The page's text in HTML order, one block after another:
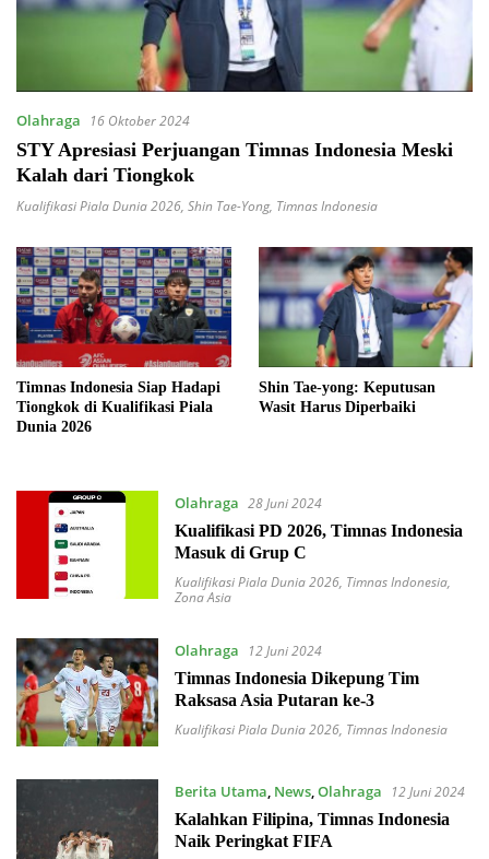
Olahraga 16 Oktober 2024
STY Apresiasi Perjuangan Timnas Indonesia Meski
Kalah dari Tiongkok
Kualifikasi Piala Dunia 2026, Shin Tae-Yong, Timnas Indonesia
Timnas Indonesia Siap Hadapi
Tiongkok di Kualifikasi Piala
Dunia 2026
Shin Tae-yong: Keputusan
Wasit Harus Diperbaiki
Olahraga 28 Juni 2024
Kualifikasi PD 2026, Timnas Indonesia
Masuk di Grup C
Kualifikasi Piala Dunia 2026, Timnas Indonesia,
Zona Asia
Olahraga
12 Juni 2024
Timnas Indonesia Dikepung Tim
Raksasa Asia Putaran ke-3
Kualifikasi Piala Dunia 2026, Timnas Indonesia
Berita Utama, News,Olahraga
12 Juni 2024
Kalahkan Filipina, Timnas Indonesia
Naik Peringkat FIFA